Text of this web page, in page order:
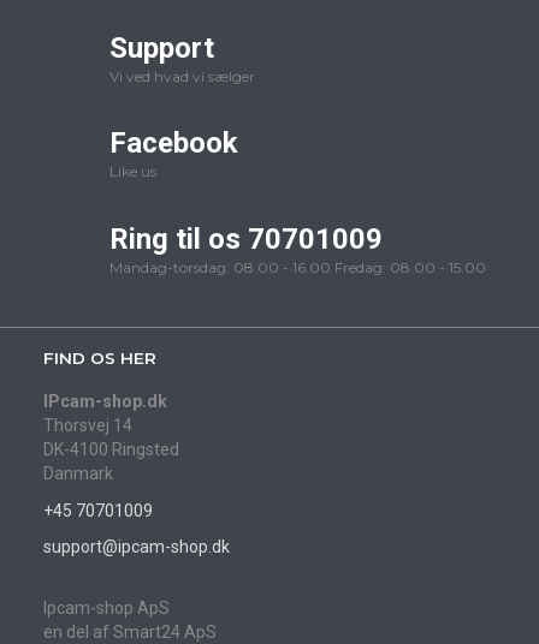
Support
Vi ved hvad vi sælger
Facebook
Like us
Ring til os 70701009
Mandag-torsdag: 08.00 - 16.00 Fredag: 08.00 - 15.00
FIND OS HER
IPcam-shop.dk
Thorsvej 14
DK-4100 Ringsted
Danmark
+45 70701009
support@ipcam-shop.dk
Ipcam-shop ApS
en del af Smart24 ApS